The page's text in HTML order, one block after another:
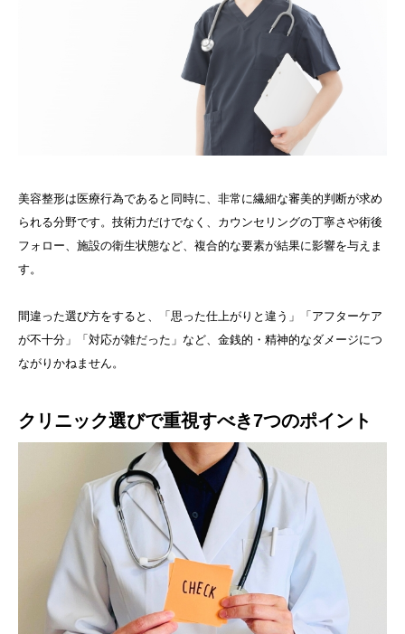
美容整形は医療行為であると同時に、非常に繊細な審美的判断が求め
られる分野です。技術力だけでなく、カウンセリングの丁寧さや術後
フォロー、施設の衛生状態など、複合的な要素が結果に影響を与えま
す。
間違った選び方をすると、「思った仕上がりと違う」「アフターケア
が不十分」「対応が雑だった」など、金銭的・精神的なダメージにつ
ながりかねません。
クリニック選びで重視すべき7つのポイント